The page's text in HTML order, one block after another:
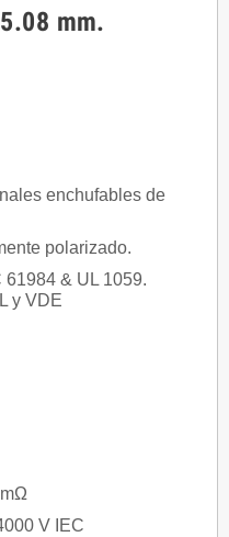
mm.
enchufables de
polarizado.
& UL 1059.
y VDE
V IEC